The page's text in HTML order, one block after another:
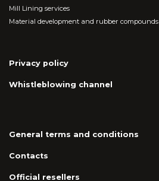
Mill Lining services
Material development and rubber compounds
Privacy policy
Whistleblowing channel
General terms and conditions
Contacts
Official resellers